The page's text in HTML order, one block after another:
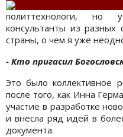
политтехнологи, но
консультанты из
страны, о чем я уже
- Кто пригасил
Это было коллективное
после того, как Инна
участие в разработке
и внесла ряд идей в
документа.